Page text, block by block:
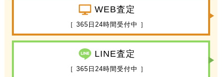
WEB査定
［ 365日24時間受付中 ］
LINE査定
［ 365日24時間受付中 ］